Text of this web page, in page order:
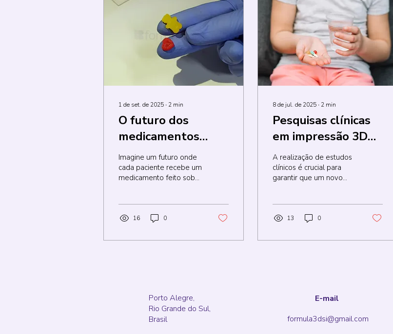
1 de set. de 2025 ∙ 2 min
O futuro dos
medicamentos
personalizados em
hospitais é 3D
Imagine um futuro onde
cada paciente recebe um
medicamento feito sob
específicas....
16 0
8 de jul. de 2025 ∙ 2 min
Pesquisas clínicas
em impressão 3D
de medicamentos:
em constante
evolução
A realização de estudos
clínicos é crucial para
garantir que um novo
isso...13 0
Porto Alegre,
Rio Grande do Sul,
Brasil
E-mail
formula3dsi@gmail.com